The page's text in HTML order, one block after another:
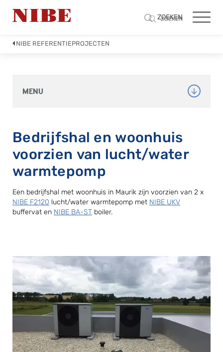
ZOEKEN
ZOEKEN
NIBE REFERENTIEPROJECTEN
MENU
Bedrijfshal en woonhuis
voorzien van lucht/water
warmtepomp
Een bedrijfshal met woonhuis in Maurik zijn voorzien van 2 x
NIBE F2120 lucht/water warmtepomp met NIBE UKV
buffervat en NIBE BA-ST boiler.